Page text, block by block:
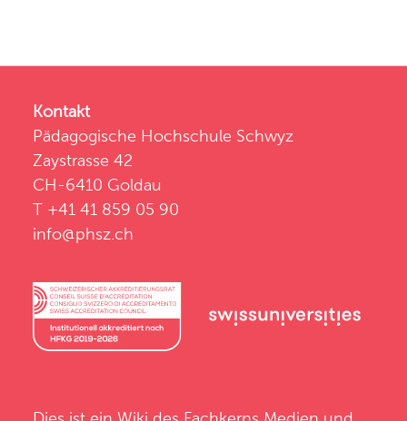
Kontakt
Pädagogische Hochschule Schwyz
Zaystrasse 42
CH-6410 Goldau
T +41 41 859 05 90
info@phsz.ch